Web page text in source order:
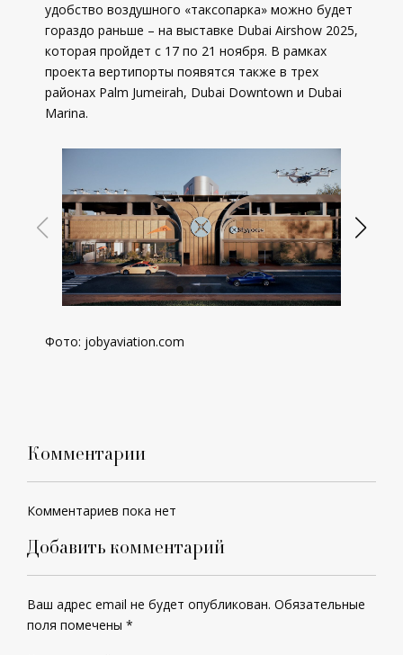
удобство воздушного «таксопарка» можно будет
гораздо раньше – на выставке Dubai Airshow 2025,
которая пройдет с 17 по 21 ноября. В рамках
проекта вертипорты появятся также в трех
районах Palm Jumeirah, Dubai Downtown и Dubai
Marina.
Фото: jobyaviation.com
Комментарии
Комментариев пока нет
Добавить комментарий
Ваш адрес email не будет опубликован. Обязательные
поля помечены *